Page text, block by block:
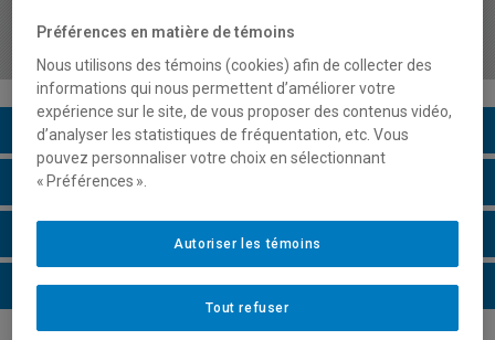
environnementales
Description du cours
Horaire - Été 2026
Horaire - Automne 2026
Horaire - Hiver 2027
Préférences en matière de témoins
Nous utilisons des témoins (cookies) afin de collecter des
informations qui nous permettent d’améliorer votre
expérience sur le site, de vous proposer des contenus vidéo,
d’analyser les statistiques de fréquentation, etc. Vous
pouvez personnaliser votre choix en sélectionnant
« Préférences ».
Tout refuser
Autoriser les témoins